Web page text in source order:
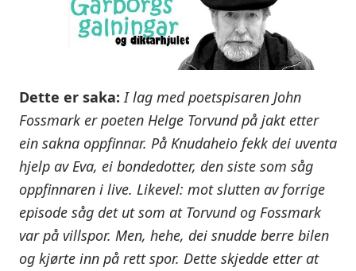
Dette er saka: I lag med poetspisaren John
Fossmark er poeten Helge Torvund på jakt etter
ein sakna oppfinnar. På Knudaheio fekk dei uventa
hjelp av Eva, ei bondedotter, den siste som såg
oppfinnaren i live. Likevel: mot slutten av forrige
episode såg det ut som at Torvund og Fossmark
var på villspor. Men, hehe, dei snudde berre bilen
og kjørte inn på rett spor. Dette skjedde etter at